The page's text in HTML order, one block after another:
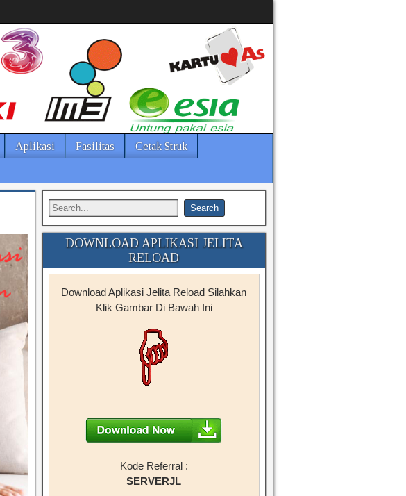
Aplikasi Fasilitas Cetak Struk
DOWNLOAD APLIKASI JELITA
RELOAD
Download Aplikasi Jelita Reload Silahkan
Klik Gambar Di Bawah Ini
Kode Referral :
SERVERJL